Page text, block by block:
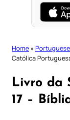
Home » Portuguese
Católica
Livro da
17 –